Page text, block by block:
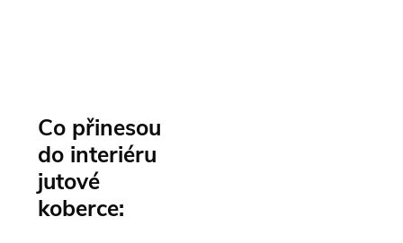
Co přinesou
do interiéru
jutové
koberce: